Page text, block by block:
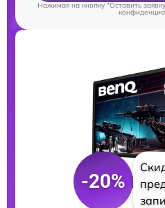
Нажимая на кнопку "Оставить
-20%